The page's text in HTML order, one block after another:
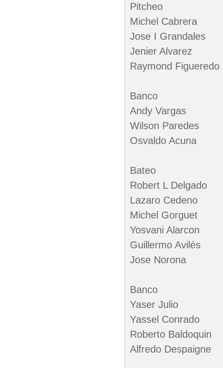
Pitcheo
Michel Cabrera
Jose I Grandales
Jenier Alvarez
Raymond Figueredo
Banco
Andy Vargas
Wilson Paredes
Osvaldo Acuna
Bateo
Robert L Delgado
Lazaro Cedeno
Michel Gorguet
Yosvani Alarcon
Guillermo Avilés
Jose Norona
Banco
Yaser Julio
Yassel Conrado
Roberto Baldoquin
Alfredo Despaigne